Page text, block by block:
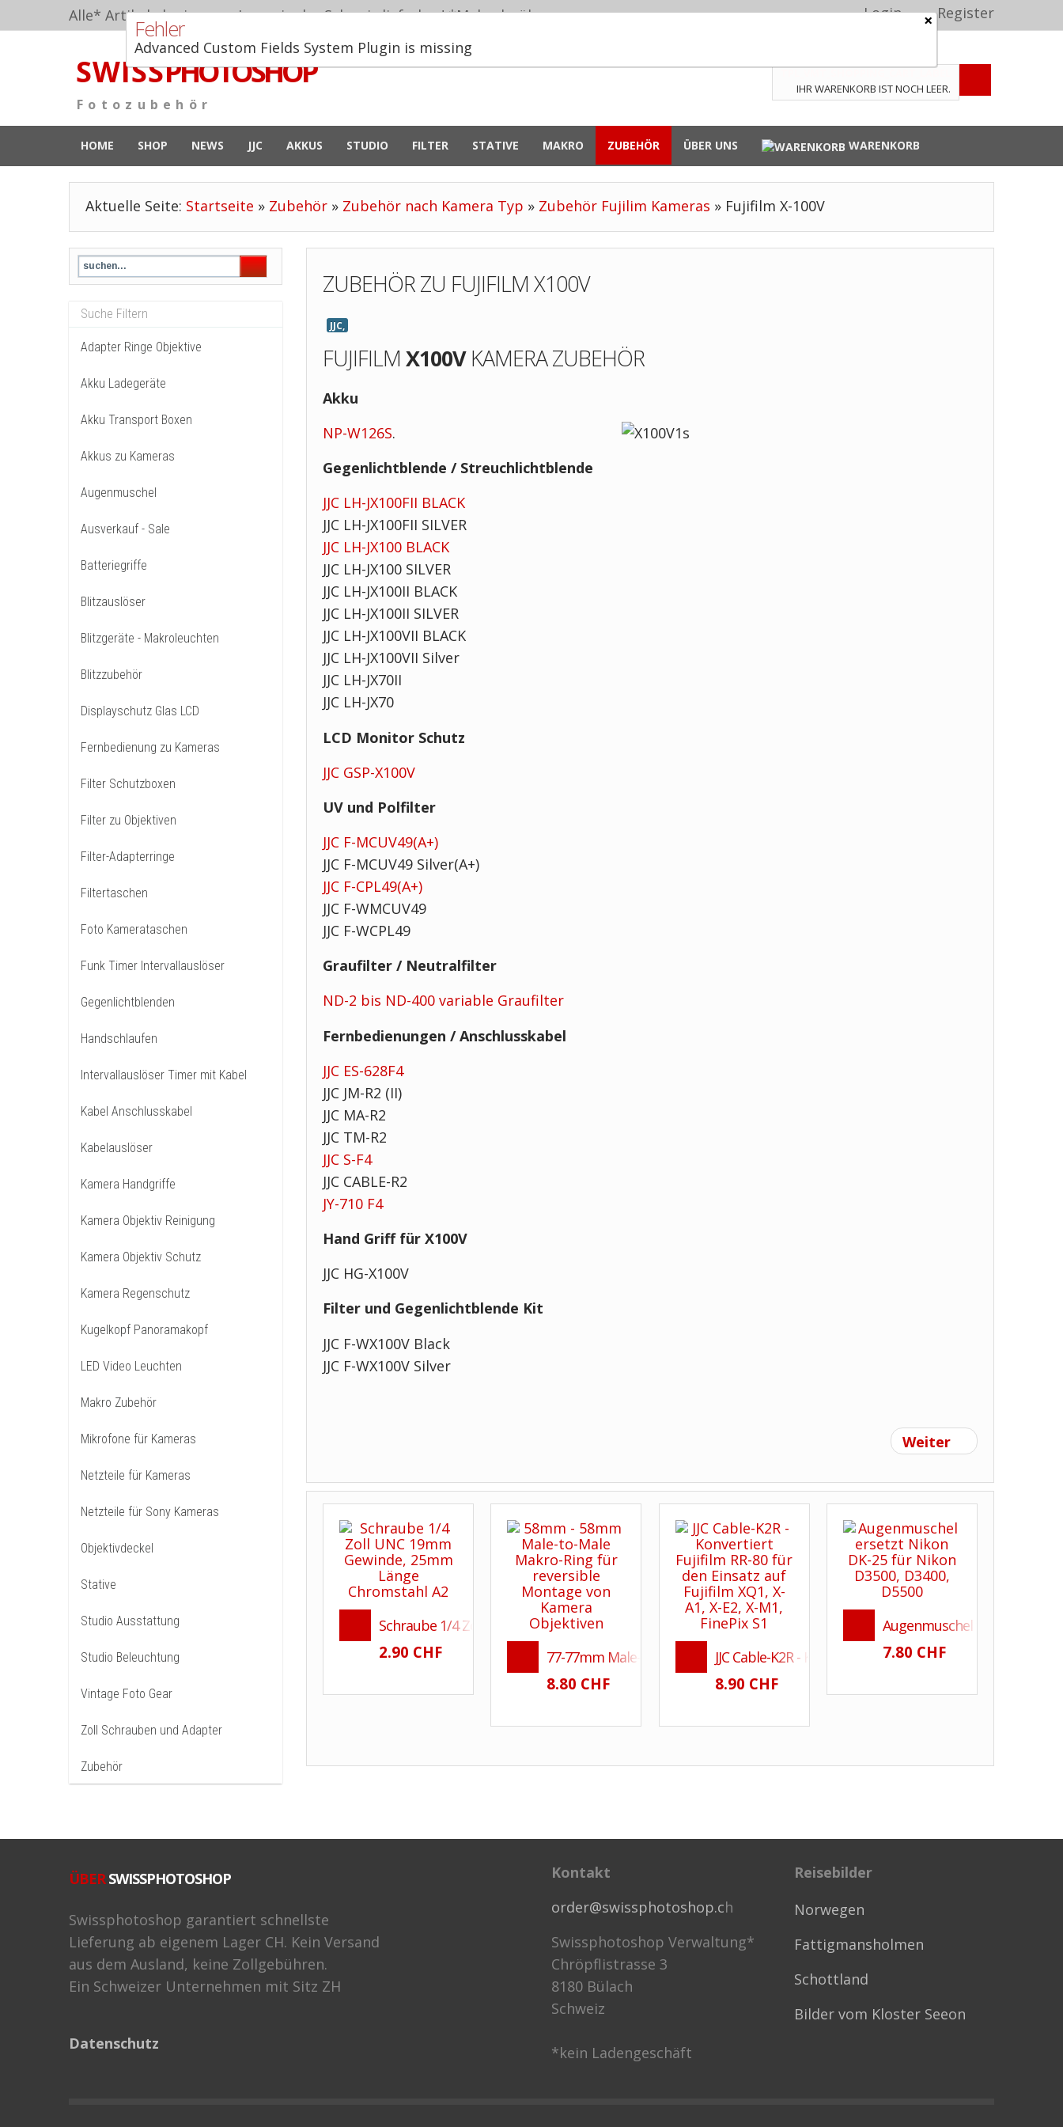
Alle* Artikel ab eigenem Lager in der Schweiz lieferbar! *Mehr darüber... Login Register
S W I S SPHOTOSHOP
F o t o z u b e h ö r
TPL_VMT_SHOPPING_CART_LABEL
IHR WARENKORB IST NOCH LEER.
HOME SHOP NEWS JJC AKKUS STUDIO FILTER STATIVE MAKRO ZUBEHÖR ÜBER UNS WARENKORB
Aktuelle Seite: Startseite » Zubehör » Zubehör nach Kamera Typ » Zubehör Fujilim Kameras » Fujifilm X-100V
Adapter Ringe Objektive
Akku Ladegeräte
Akku Transport Boxen
Akkus zu Kameras
Augenmuschel
Ausverkauf - Sale
Batteriegriffe
Blitzauslöser
Blitzgeräte - Makroleuchten
Blitzzubehör
Displayschutz Glas LCD
Fernbedienung zu Kameras
Filter Schutzboxen
Filter zu Objektiven
Filter-Adapterringe
Filtertaschen
Foto Kamerataschen
Funk Timer Intervallauslöser
Gegenlichtblenden
Handschlaufen
Intervallauslöser Timer mit Kabel
Kabel Anschlusskabel
Kabelauslöser
Kamera Handgriffe
Kamera Objektiv Reinigung
Kamera Objektiv Schutz
Kamera Regenschutz
Kugelkopf Panoramakopf
LED Video Leuchten
Makro Zubehör
Mikrofone für Kameras
Netzteile für Kameras
Netzteile für Sony Kameras
Objektivdeckel
Stative
Studio Ausstattung
Studio Beleuchtung
Vintage Foto Gear
Zoll Schrauben und Adapter
Zubehör
×
Fehler
Advanced Custom Fields System Plugin is missing
ZUBEHÖR ZU FUJIFILM X100V
JJC,
FUJIFILM X100VKAMERA ZUBEHÖR
Akku
NP-W126S.
Gegenlichtblende / Streuchlichtblende
JJC LH-JX100FII BLACK
JJC LH-JX100FII SILVER
JJC LH-JX100 BLACK
JJC LH-JX100 SILVER
JJC LH-JX100II BLACK
JJC LH-JX100II SILVER
JJC LH-JX100VII BLACK
JJC LH-JX100VII Silver
JJC LH-JX70II
JJC LH-JX70
LCD Monitor Schutz
JJC GSP-X100V
UV und Polfilter
JJC F-MCUV49(A+)
JJC F-MCUV49 Silver(A+)
JJC F-CPL49(A+)
JJC F-WMCUV49
JJC F-WCPL49
Graufilter / Neutralfilter
ND-2 bis ND-400 variable Graufilter
Fernbedienungen / Anschlusskabel
JJC ES-628F4
JJC JM-R2 (II)
JJC MA-R2
JJC TM-R2
JJC S-F4
JJC CABLE-R2
JY-710 F4
Hand Griff für X100V
JJC HG-X100V
Filter und Gegenlichtblende Kit
JJC F-WX100V Black
JJC F-WX100V Silver
Weiter
Schraube 1/4 Zoll UNC 25mm Chromstahl A2
2.90 CHF 77-77mm Male-to-Male-Ring - für Objektive
8.80 CHF
JJC Cable-K2R - Konvertiert Fujifilm RR-80 für den Einsatz
8.90 CHF
Augenmuschel für Nikon DK-
7.80 CHF
ÜBERSWISSPHOTOSHOP
Swissphotoshop garantiert schnellste
Lieferung ab eigenem Lager CH. Kein Versand
aus dem Ausland, keine Zollgebühren.
Ein Schweizer Unternehmen mit Sitz ZH
Datenschutz
Kontakt
Reisebilder
order@swissphotoshop.ch
Swissphotoshop Verwaltung*
Chröpflistrasse 3
8180 Bülach
Schweiz
*kein Ladengeschäft
Norwegen
Fattigmansholmen
Schottland
Bilder vom Kloster Seeon